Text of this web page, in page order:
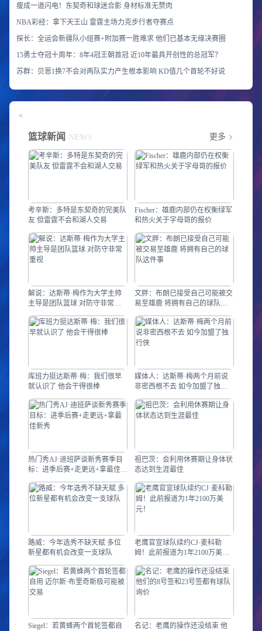
瘦成一道闪电！东契奇和球迷合影 身材标准无赘肉
NBA彩经：拿下天王山 雷霆主场力克步行者夺赛点
探长：全运会新疆队小组赛+附加赛一胜难求 他们已基本无缘决赛圈
15勇士夺冠十周年：8年4冠王朝首冠 近10年最具开创性的总冠军？
苏群：贝恩1换7不会对两队实力产生根本影响 KD值几个首轮不好说
<
篮球新闻 NEWS 更多
考辛斯：多特是东契奇的完美队
友 但雷霆不会和湖人交易
Fischer：雄鹿内部仍在权衡绿军
和热火关于字母哥的报价
解说：达斯蒂·梅作为大学主帅
主导是团队篮球 对防守非常重
文胖：布朗已接受自己可能被交
易至雄鹿 将拥有自己的球队这
库班力挺达斯蒂·梅：我们很早
就认识了 他会干得很棒
媒体人：达斯蒂·梅两个月前说
非密西根不去 如今加盟了独行
热门秀AJ·迪班萨谈新秀赛季目
标：进季后赛+走更远+拿最佳新
祖巴茨：会利用休赛期让身体状
态达到生涯最佳
路威：今年选秀不缺天赋 多位
新星都有机会改变一支球队
老鹰官宣球队续约CJ·麦科勒
姆！此前报道为1年2100万美
Siegel：若黄蜂两个首轮签都自
名记：老鹰的操作还没结束 他